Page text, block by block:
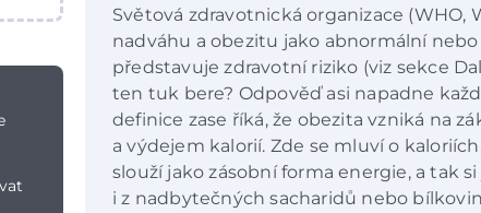
Světová zdravotnická organizace
nadváhu a obezitu jako abnormální
představuje zdravotní riziko (viz sekce
ten tuk bere? Odpověď asi napadne
definice zase říká, že obezita vzniká na
a výdejem kalorií. Zde se mluví o
slouží jako zásobní forma energie, a tak
i z nadbytečných sacharidů nebo